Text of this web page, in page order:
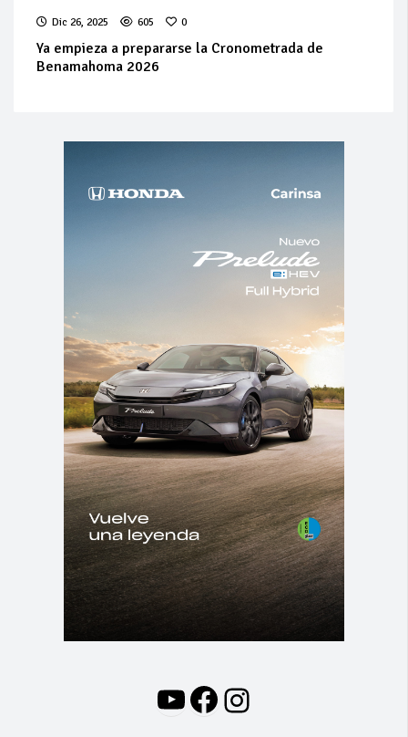
Dic 26, 2025 605 0
Ya empieza a prepararse la Cronometrada de
Benamahoma 2026
YouTube
Facebook
Instagram